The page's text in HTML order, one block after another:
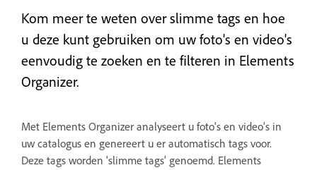
Kom meer te weten over slimme tags en hoe
u deze kunt gebruiken om uw foto's en video's
eenvoudig te zoeken en te filteren in Elements
Organizer.
Met Elements Organizer analyseert u foto's en video's in
uw catalogus en genereert u er automatisch tags voor.
Deze tags worden 'slimme tags' genoemd. Elements